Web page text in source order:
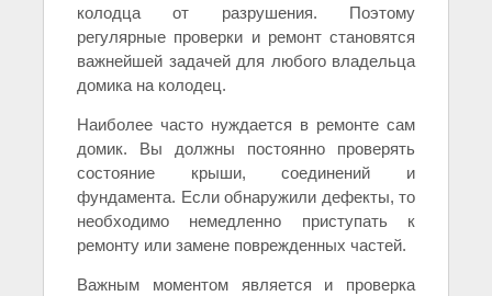
колодца от разрушения. Поэтому
регулярные проверки и ремонт становятся
важнейшей задачей для любого владельца
домика на колодец.
Наиболее часто нуждается в ремонте сам
домик. Вы должны постоянно проверять
состояние крыши, соединений и
фундамента. Если обнаружили дефекты, то
необходимо немедленно приступать к
ремонту или замене поврежденных частей.
Важным моментом является и проверка